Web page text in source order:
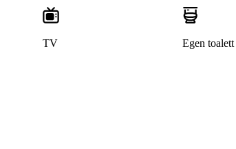
Denna bostad är borttagen
TV Egen toalett